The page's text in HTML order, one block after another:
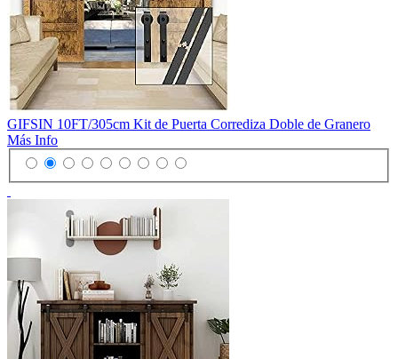
GIFSIN 10FT/305cm Kit de Puerta Corrediza Doble de Granero
Más Info